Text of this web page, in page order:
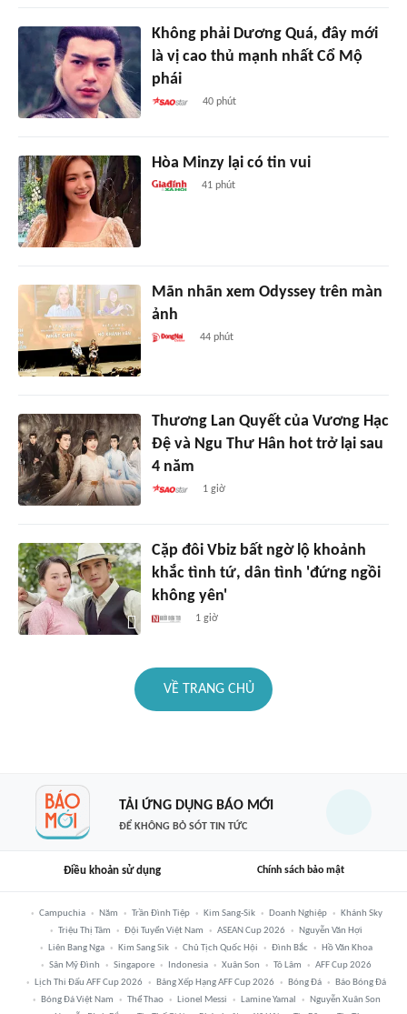
Không phải Dương Quá, đây mới
là vị cao thủ mạnh nhất Cổ Mộ
phái
40 phút
Hòa Minzy lại có tin vui
41 phút
Mãn nhãn xem Odyssey trên màn
ảnh
44 phút
Thương Lan Quyết của Vương Hạc
Đệ và Ngu Thư Hân hot trở lại sau
4 năm
1 giờ
Cặp đôi Vbiz bất ngờ lộ khoảnh
khắc tình tứ, dân tình 'đứng ngồi
không yên'
1 giờ
VỀ TRANG CHỦ
TẢI ỨNG DỤNG BÁO MỚI
ĐỂ KHÔNG BỎ SÓT TIN TỨC
Điều khoản sử dụng Chính sách bảo mật
Campuchia Năm Trần Đình Tiệp Kim Sang-Sik Doanh Nghiệp
Khánh Sky
Triệu Thị Tâm
Đội Tuyển Việt Nam ASEAN Cup 2026
Nguyễn Văn Hợi
Liên Bang Nga
Kim Sang Sik Chủ Tịch Quốc Hội Đình Bắc
Hồ Văn Khoa
Sân Mỹ Đình
Singapore Indonesia Xuân Son Tô Lâm
AFF Cup 2026
Lịch Thi Đấu AFF Cup 2026
Bảng Xếp Hạng AFF Cup 2026 Bóng Đá
Báo Bóng Đá
Bóng Đá Việt Nam
Thể Thao Lionel Messi Lamine Yamal
Nguyễn Xuân Son